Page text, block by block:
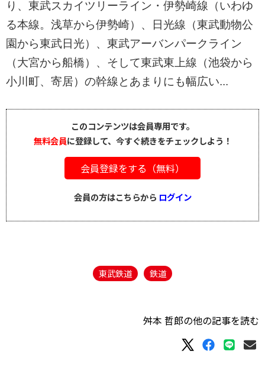
り、東武スカイツリーライン・伊勢崎線（いわゆ
る本線。浅草から伊勢崎）、日光線（東武動物公
園から東武日光）、東武アーバンパークライン
（大宮から船橋）、そして東武東上線（池袋から
小川町、寄居）の幹線とあまりにも幅広い...
このコンテンツは会員専用です。
無料会員に登録して、今すぐ続きをチェックしよう！
会員登録をする（無料）
会員の方はこちらから ログイン
東武鉄道 鉄道
舛本 哲郎の他の記事を読む